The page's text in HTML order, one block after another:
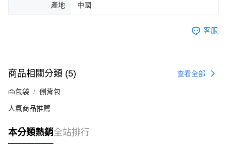
產地 中國
客服
商品相關分類 (5) 查看全部
👜包袋 側背包
人氣商品推薦
本分類熱銷全站排行